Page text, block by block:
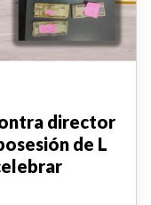
director
de L